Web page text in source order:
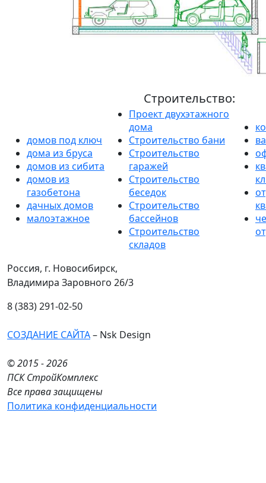
Строительство:
домов под ключ
дома из бруса
домов из сибита
домов из
газобетона
дачных домов
малоэтажное
Проект двухэтажного
дома
Строительство бани
Строительство
гаражей
Строительство
беседок
Строительство
бассейнов
Строительство
складов
Россия, г. Новосибирск,
Владимира Заровного 26/3
8 (383) 291-02-50
СОЗДАНИЕ САЙТА– Nsk Design
© 2015 - 2026
ПСК СтройКомплекс
Все права защищены
Политика конфиденциальности